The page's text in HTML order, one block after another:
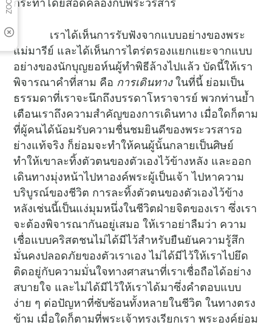
เราได้เห็นการรับฟังจากแบบอย่างของพระ
แม่มารีย์ และได้เห็นการไตร่ตรองแยกแยะจากแบบ
อย่างของนักบุญยอห์นผู้ทำพิธีล้างไปแล้ว บัดนี้ให้เรา
พิจารณาคำที่สาม คือ การเดินทางในที่นี้ ย่อมเป็น
ธรรมดาที่เราจะนึกถึงบรรดาโหราจารย์ พวกท่านย้ำ
เตือนเราถึงความสำคัญของการเดินทาง เมื่อใดก็ตาม
ที่ผู้คนได้น้อมรับความชื่นชมยินดีของพระวรสารอ
ย่างแท้จริง ก็ย่อมจะทำให้คนผู้นั้นกลายเป็นศิษย์
ทำให้เขาละทิ้งตัวตนของตัวเองไว้ข้างหลัง และออก
เดินทางมุ่งหน้าไปหาองค์พระผู้เป็นเจ้า ไปหาความ
บริบูรณ์ของชีวิต การละทิ้งตัวตนของตัวเองไว้ข้าง
หลังเช่นนี้เป็นแง่มุมหนึ่งในชีวิตฝ่ายจิตของเรา ซึ่งเรา
จะต้องพิจารณากันอยู่เสมอ ให้เราอย่าลืมว่า ความ
เชื่อแบบคริสตชนไม่ได้มีไว้สำหรับยืนยันความรู้สึก
มั่นคงปลอดภัยของตัวเราเอง ไม่ได้มีไว้ให้เราไปยึด
ติดอยู่กับความมั่นใจทางศาสนาที่เราเชื่อถือได้อย่าง
สบายใจ และไม่ได้มีไว้ให้เราได้มาซึ่งคำตอบแบบ
ง่าย ๆ ต่อปัญหาที่ซับซ้อนทั้งหลายในชีวิต ในทางตรง
ข้าม เมื่อใดก็ตามที่พระเจ้าทรงเรียกเรา พระองค์ย่อม